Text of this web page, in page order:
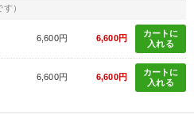
）
6,600円 6,600円
カートに
入れる
6,600円 6,600円
カートに
入れる